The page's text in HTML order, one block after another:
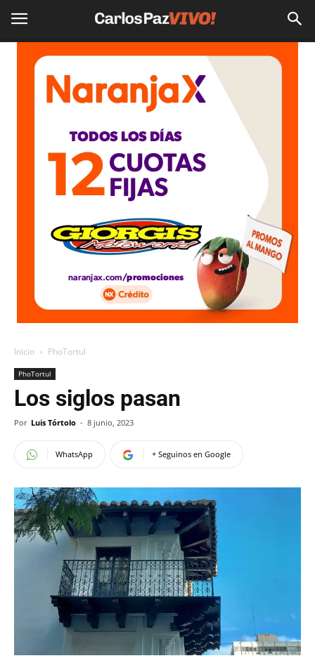
Inicio PhoTortul
PhoTortul
Los siglos pasan
Por Luis Tórtolo - 8 junio, 2023
WhatsApp + Seguinos en Google